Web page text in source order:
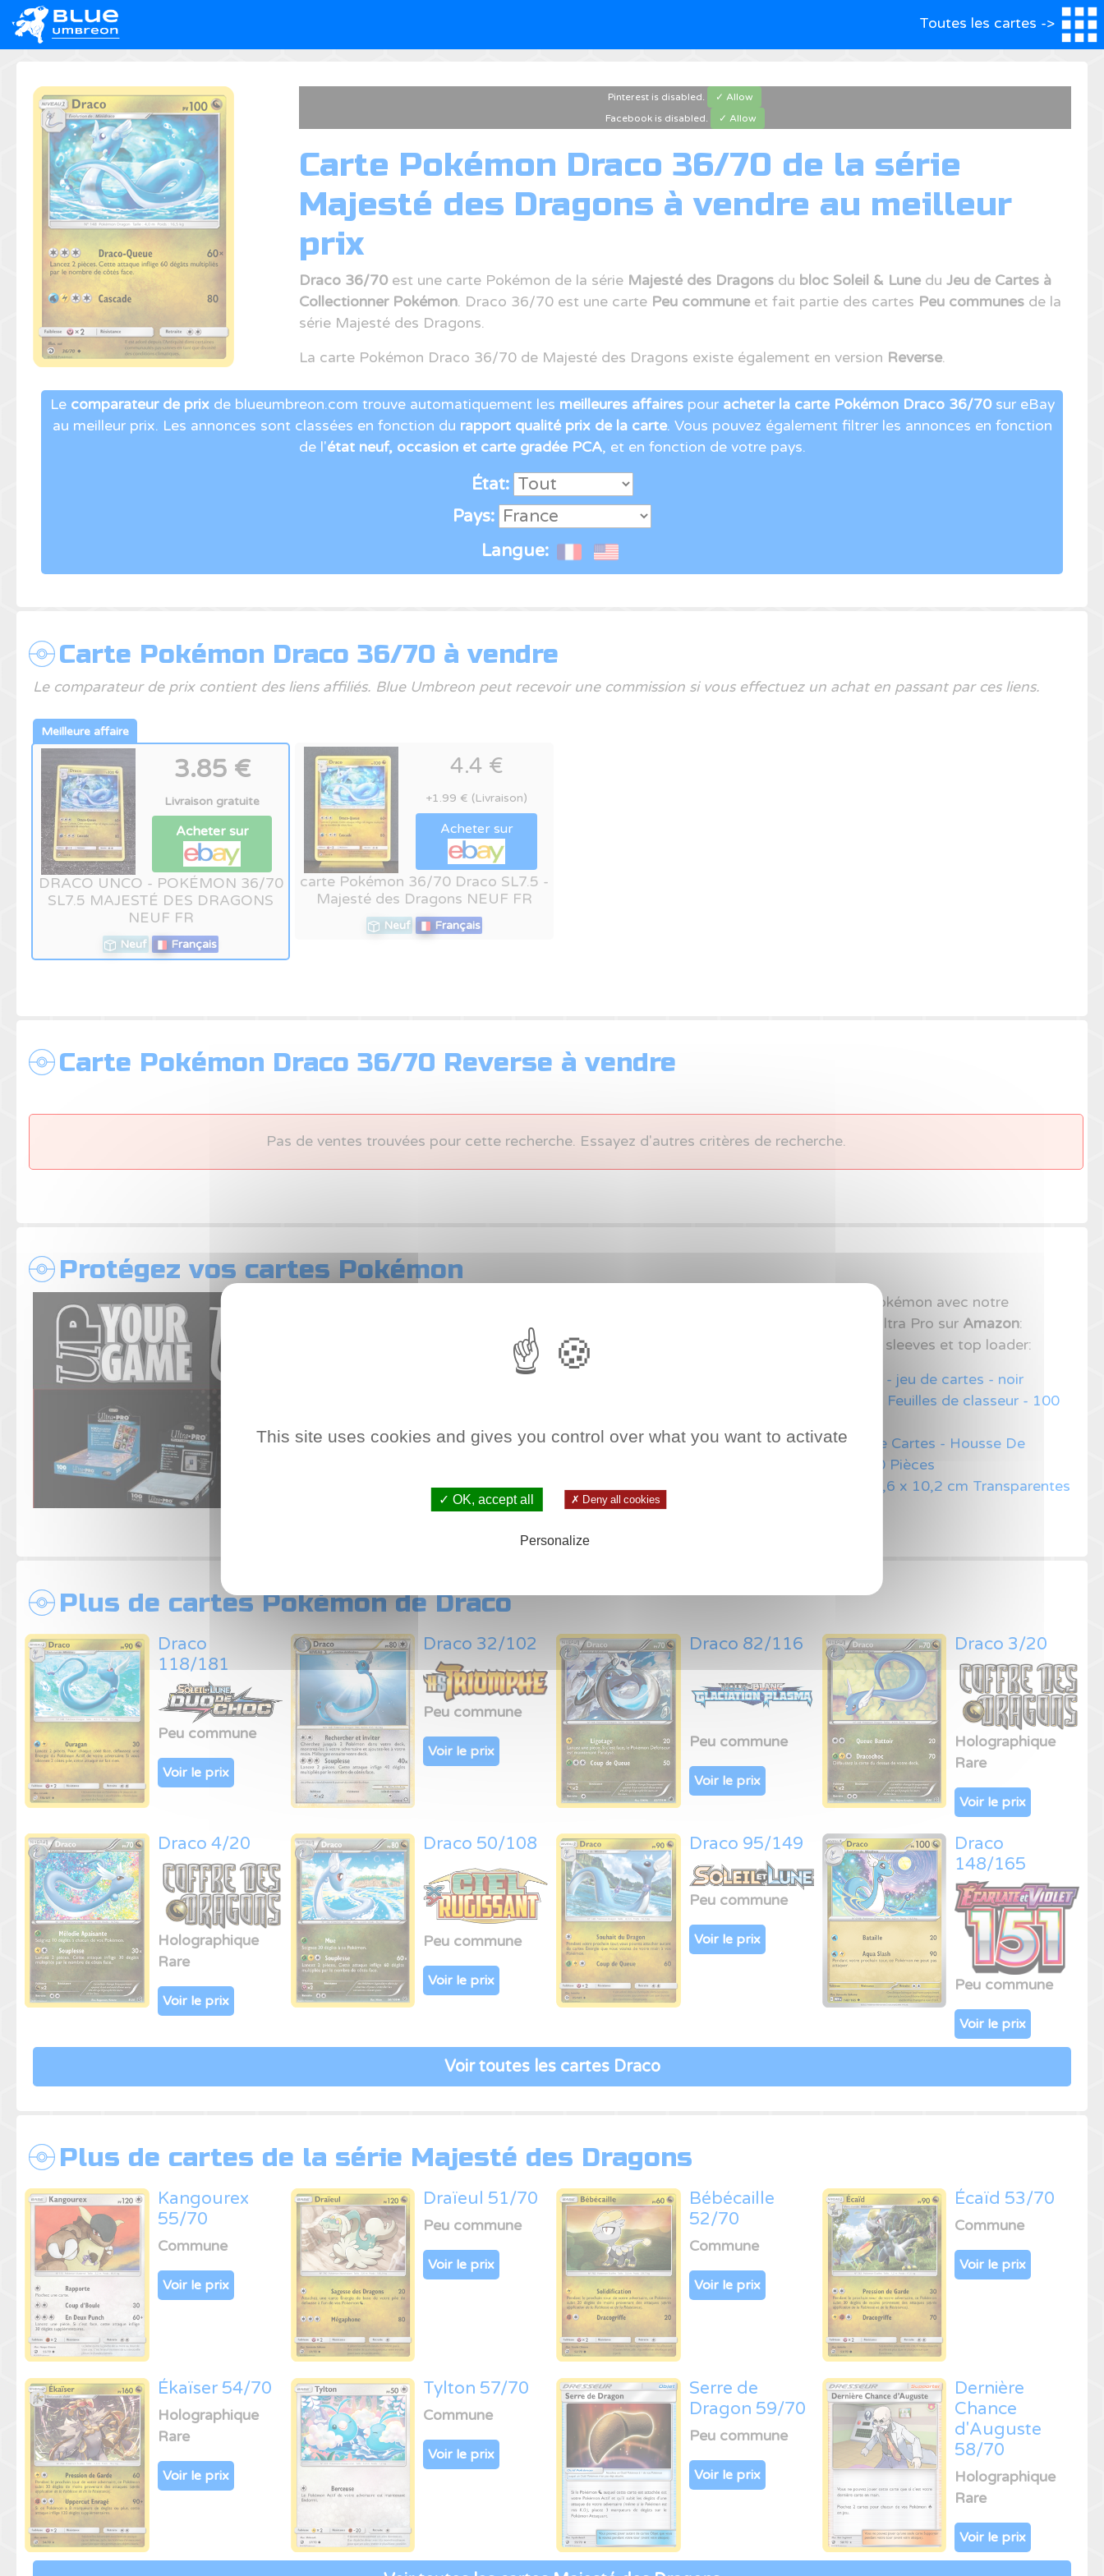
Toutes les cartes ->
Pinterest is disabled.
✓ Allow
Facebook is disabled.
✓ Allow
Carte Pokémon Draco 36/70 de la série
Majesté des Dragons à vendre au meilleur
prix
Draco 36/70est une carte Pokémon de la série Majesté des Dragonsdu bloc Soleil & Lunedu Jeu de Cartes à
Collectionner Pokémon. Draco 36/70 est une carte Peu communeet fait partie des cartes Peu communesde la
série Majesté des Dragons.
La carte Pokémon Draco 36/70 de Majesté des Dragons existe également en version Reverse.
Le comparateur de prixde blueumbreon.com trouve automatiquement les meilleures affairespour acheter la carte Pokémon Draco 36/70sur eBay
au meilleur prix. Les annonces sont classées en fonction du rapport qualité prix de la carte. Vous pouvez également filtrer les annonces en fonction
de l'état neuf, occasion et carte gradée PCA, et en fonction de votre pays.
État:
Pays:
Langue:
Carte Pokémon Draco 36/70 à vendre
Le comparateur de prix contient des liens affiliés. Blue Umbreon peut recevoir une commission si vous effectuez un achat en passant par ces liens.
3.85 €
Livraison gratuite
Acheter sur
DRACO UNCO - POKÉMON 36/70
SL7.5 MAJESTÉ DES DRAGONS
NEUF FR
Neuf Français
4.4 €
+1.99 € (Livraison)
Acheter sur
carte Pokémon 36/70 Draco SL7.5 -
Majesté des Dragons NEUF FR
Neuf Français
Carte Pokémon Draco 36/70 Reverse à vendre
Pas de ventes trouvées pour cette recherche. Essayez d'autres critères de recherche.
Protégez vos cartes Pokémon
Rangez et protégez vos cartes Pokémon avec notre
sélection des meilleurs produits Ultra Pro sur Amazon:
classeur et feuilles de rangement, sleeves et top loader:
Classeur Ultra Pro Collectors - jeu de cartes - noir
Ultra PRO : Platinum Series - Feuilles de classeur - 100
Ultra-PRO - 330485 - Jeu De Cartes - Housse De
Protection - Clear Solid - 100 Pièces
Ultra Pro Lot Toploader de 7,6 x 10,2 cm Transparentes
Plus de cartes Pokémon de Draco
Draco
118/181
Peu commune
Voir le prix
Draco 32/102
Peu commune
Voir le prix
Draco 82/116
Peu commune
Voir le prix
Draco 3/20
Holographique
Rare
Voir le prix
Draco 4/20
Holographique
Rare
Voir le prix
Draco 50/108
Peu commune
Voir le prix
Draco 95/149
Peu commune
Voir le prix
Draco
148/165
Peu commune
Voir le prix
Voir toutes les cartes Draco
Plus de cartes de la série Majesté des Dragons
Kangourex
55/70
Commune
Voir le prix
Draïeul 51/70
Peu commune
Voir le prix
Bébécaille
52/70
Commune
Voir le prix
Écaïd 53/70
Commune
Voir le prix
Ékaïser 54/70
Holographique
Rare
Voir le prix
Tylton 57/70
Commune
Voir le prix
Serre de
Dragon 59/70
Peu commune
Voir le prix
Dernière
Chance
d'Auguste
58/70
Holographique
Rare
Voir le prix
This site uses cookies and gives you control over what you want to activate
✓ OK, accept all ✗ Deny all cookies
Personalize